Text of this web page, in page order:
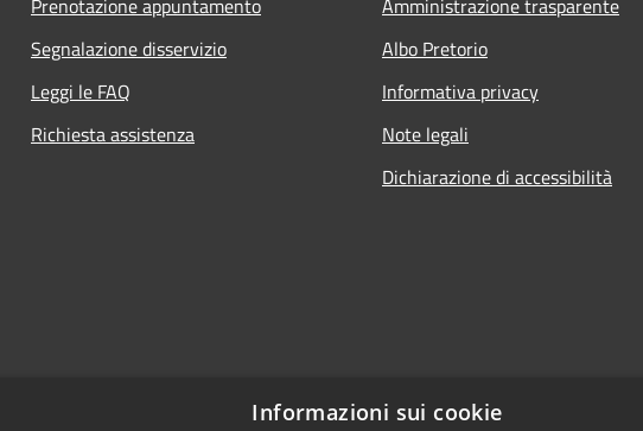
Prenotazione appuntamento
Segnalazione disservizio
Leggi le FAQ
Richiesta assistenza
Amministrazione trasparente
Albo Pretorio
Informativa privacy
Note legali
Dichiarazione di accessibilità
Informazioni sui cookie